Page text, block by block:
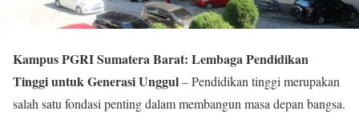
Kampus PGRI Sumatera Barat: Lembaga Pendidikan
Tinggi untuk Generasi Unggul– Pendidikan tinggi merupakan
salah satu fondasi penting dalam membangun masa depan bangsa.